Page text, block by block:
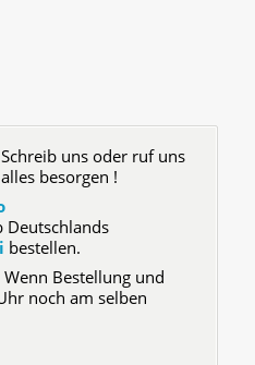
uns oder ruf uns
besorgen !
Deutschlands
bestellen.
Bestellung und
noch am selben